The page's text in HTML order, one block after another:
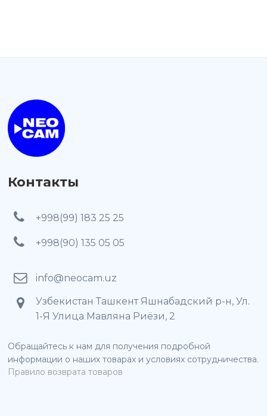
Контакты
+998(99) 183 25 25
+998(90) 135 05 05
info@neocam.uz
Узбекистан Ташкент Яшнабадский р-н, Ул.
1-Я Улица Мавляна Риёзи, 2
Обращайтесь к нам для получения подробной
информации о наших товарах и условиях сотрудничества.
Правило возврата товаров